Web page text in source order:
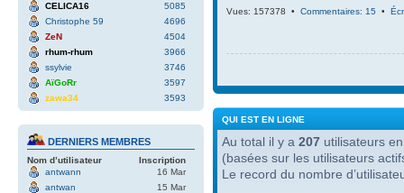
CELICA16
5085
Christophe 59
4696
ZeN
4504
rhum-rhum
3966
ssylvie
3746
AïGoRr
3597
zawa34
3593
DERNIERS MEMBRES
Nom d’utilisateur
Inscription
antwann
16 Mar
antwan
15 Mar
Vues: 157378 • Commentaires: 15 •
QUI EST EN LIGNE
Au total il y a 207 utilisateurs
(basées sur les utilisateurs
Le record du nombre